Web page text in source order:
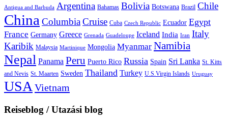
Antigua and Barbuda Argentina Bahamas Bolivia Botswana Brazil Chile
China ColumbiaCruise Cuba Czech Republic Ecuador Egypt
France Germany Greece Grenada Guadeloupe Iceland India Iran Italy
Karibik Malaysia Martinique Mongolia Myanmar Namibia
Nepal Panama Peru Puerto Rico Russia Spain Sri Lanka St. Kitts
and Nevis St. Maarten Sweden Thailand Turkey U.S.Virgin Islands Uruguay
USAVietnam
Reiseblog / Utazási blog